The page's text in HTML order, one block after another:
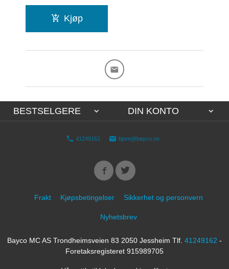
Kjøp
BESTSELGERE DIN KONTO
41249162 bjorn@bayco.no
Frakt Kjøpsbetingelser Sikkerhet og personvern
Nyhetsbrev
Bayco MC AS Trondheimsveien 83 2050 Jessheim Tlf. 41249162 -
Foretaksregisteret 915989705